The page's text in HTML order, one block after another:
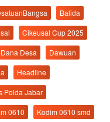
Balida
Cikeusal Cup 2025
Dana Desa
Dawuan
Headline
Polda Jabar
0610
Kodim 0610 smd